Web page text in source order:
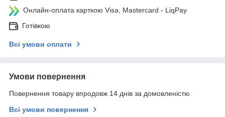
Онлайн-оплата карткою Visa, Mastercard - LiqPay
Готівкою
Всі умови оплати
Умови повернення
Повернення товару впродовж 14 днів за домовленістю
Всі умови повернення